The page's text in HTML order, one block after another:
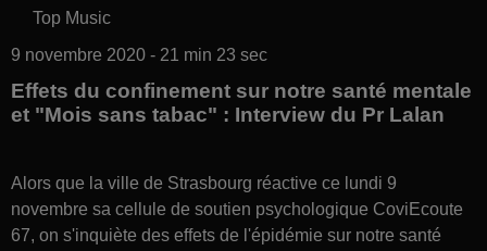
Top Music
9 novembre 2020 - 21 min 23 sec
Effets du confinement sur notre santé mentale
et "Mois sans tabac" : Interview du Pr Lalan
Alors que la ville de Strasbourg réactive ce lundi 9
novembre sa cellule de soutien psychologique CoviEcoute
67, on s'inquiète des effets de l'épidémie sur notre santé